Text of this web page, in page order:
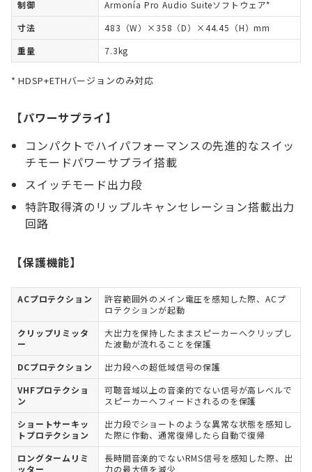
制御
Armonía Pro Audio Suiteソフトウェア*
寸法
483（W）×358（D）×44.45（H）mm
重量
7.3kg
HDSP+ETHバージョンのみ対応
【パワーサプライ】
コンパクトでハイパフォーマンスの先進的なスイッ
チモードパワーサプライ搭載
スイッチモード出力段
特許取得済のリップルキャンセレーション搭載出力
回路
【保護機能】
ACプロテクション
許容範囲外のメイン電圧を感知した際、ACプ
ロテクションが起動
クリップリミッタ
ー
大出力を保持したままスピーカーへクリップし
た波動が流れることを保護
DCプロテクション
出力段への超低域信号の保護
VHFプロテクショ
ン
可聴音域以上の音楽的でない信号が高レベルで
スピーカーへフィードされるのを保護
ショートサーキッ
トプロテクション
出力段でショートのような異常な状態を感知し
た際に作動、通常復帰したら自動で復帰
ロングタームリミ
ッター
長時間音楽的でないRMS信号を感知した際、出
力の最大値を減少